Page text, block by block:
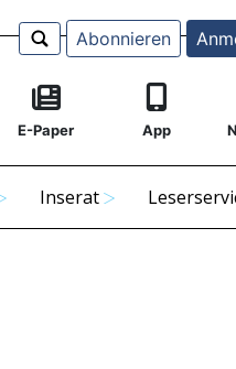
Abonnieren
E-Paper App
Inserat